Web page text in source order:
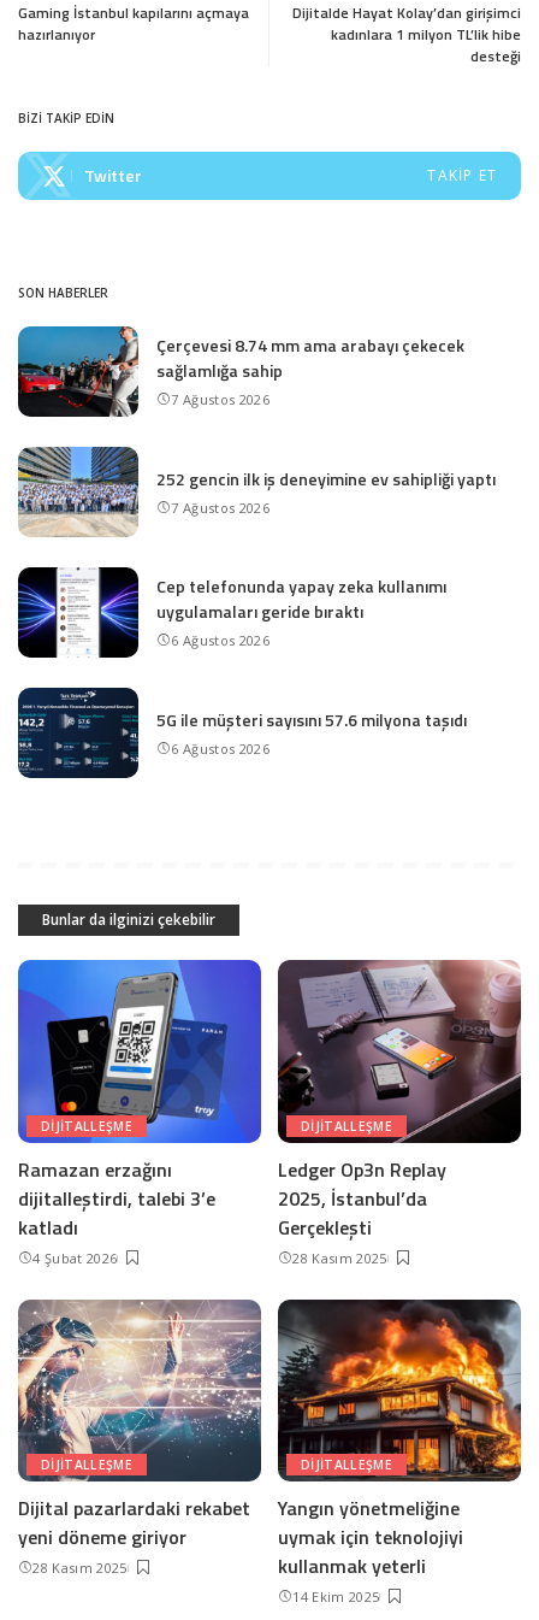
Gaming İstanbul kapılarını açmaya
hazırlanıyor
Dijitalde Hayat Kolay’dan girişimci
kadınlara 1 milyon TL’lik hibe
desteği
BİZİ TAKİP EDİN
Twitter TAKIP ET
SON HABERLER
Çerçevesi 8.74 mm ama arabayı çekecek
sağlamlığa sahip
7 Ağustos 2026
252 gencin ilk iş deneyimine ev sahipliği yaptı
7 Ağustos 2026
Cep telefonunda yapay zeka kullanımı
uygulamaları geride bıraktı
6 Ağustos 2026
5G ile müşteri sayısını 57.6 milyona taşıdı
6 Ağustos 2026
Bunlar da ilginizi çekebilir
DIJITALLEŞME
Ramazan erzağını
dijitalleştirdi, talebi 3’e
katladı
4 Şubat 2026
DIJITALLEŞME
Ledger Op3n Replay
2025, İstanbul’da
Gerçekleşti
28 Kasım 2025
DIJITALLEŞME
Dijital pazarlardaki rekabet
yeni döneme giriyor
28 Kasım 2025
DIJITALLEŞME
Yangın yönetmeliğine
uymak için teknolojiyi
kullanmak yeterli
14 Ekim 2025